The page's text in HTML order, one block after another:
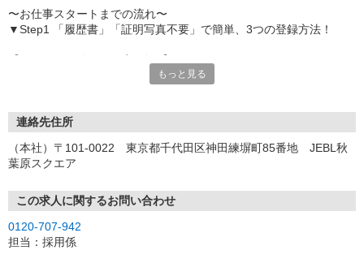
〜お仕事スタートまでの流れ〜
▼Step1 「履歴書」「証明写真不要」で簡単、3つの登録方法！
いつでも好きな時間に登録OK
受付時間/平日9:00〜19:00
【来場登録（目安1時間30分）】
▼Step2 全国にあるお仕事の中から、あなたにピッタリのお仕事を
ご案内
▼Step3 就業前に職場見学で気になる事はしっかりチェック！
もっと見る
連絡先住所
（本社）〒101-0022 東京都千代田区神田練塀町85番地 JEBL秋
葉原スクエア
この求人に関するお問い合わせ
0120-707-942
担当：採用係